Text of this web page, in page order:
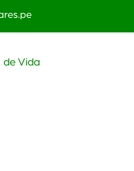
de Vida